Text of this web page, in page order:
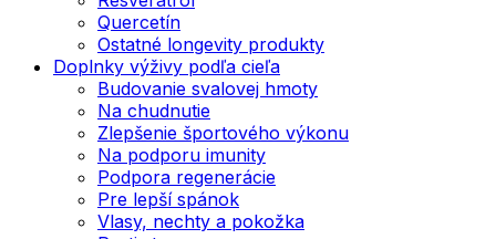
Quercetín
Ostatné longevity produkty
Doplnky výživy podľa cieľa
Budovanie svalovej hmoty
Na chudnutie
Zlepšenie športového výkonu
Na podporu imunity
Podpora regenerácie
Pre lepší spánok
Vlasy, nechty a pokožka